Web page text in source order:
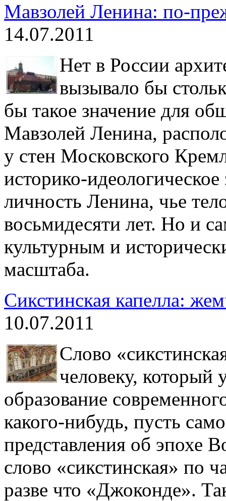
Мавзолей Ленина: по-
14.07.2011
Нет в России
вызывало бы
бы такое значение для
Мавзолей Ленина,
у стен Московского
историко-
личность Ленина, чье
восьмидесяти лет. Но и
культурным и
масштаба.
Сикстинская капелла:
10.07.2011
Слово
человеку, который
образование
какого-нибудь, пусть
представления об эпохе
слово «сикстинская» по
разве что «Джоконде».